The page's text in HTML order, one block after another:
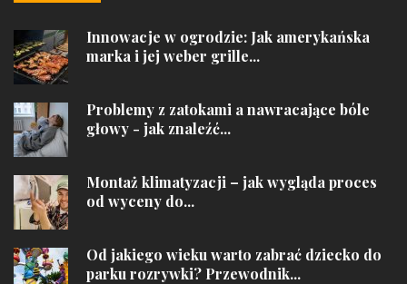
Innowacje w ogrodzie: Jak amerykańska
marka i jej weber grille...
Problemy z zatokami a nawracające bóle
głowy - jak znaleźć...
Montaż klimatyzacji – jak wygląda proces
od wyceny do...
Od jakiego wieku warto zabrać dziecko do
parku rozrywki? Przewodnik...